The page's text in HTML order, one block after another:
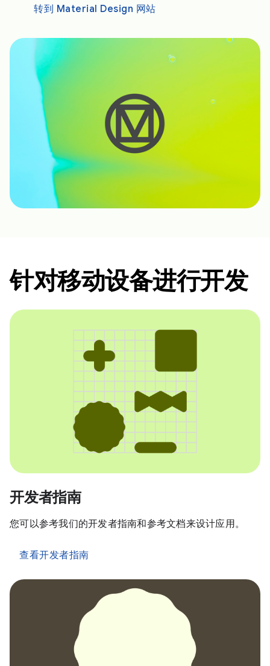
转到 Material Design 网站
针对移动设备进行开发
开发者指南
您可以参考我们的开发者指南和参考文档来设计应用。
查看开发者指南